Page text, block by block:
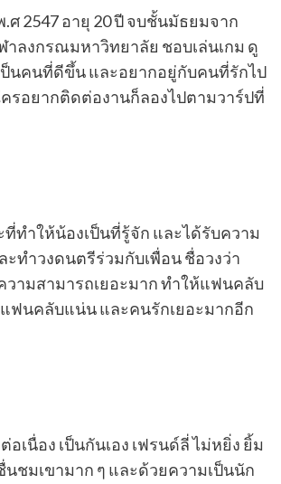
ศ 2547 อายุ 20 ปี จบชั้นมัธยมจาก
าลงกรณมหาวิทยาลัย ชอบเล่นเกม ดู
ป็นคนที่ดีขึ้น และอยากอยู่กับคนที่รักไป
รอยากติดต่องานก็ลองไปตามวาร์ปที่
ที่ทำให้น้องเป็นที่รู้จัก และได้รับความ
ะทำวงดนตรีร่วมกับเพื่อน ชื่อวงว่า
วามสามารถเยอะมาก ทำให้แฟนคลับ
ฟนคลับแน่น และคนรักเยอะมากอีก
นื่อง เป็นกันเอง เฟรนด์ลี่ ไม่หยิ่ง ยิ้ม
ชมเขามาก ๆ และด้วยความเป็นนัก